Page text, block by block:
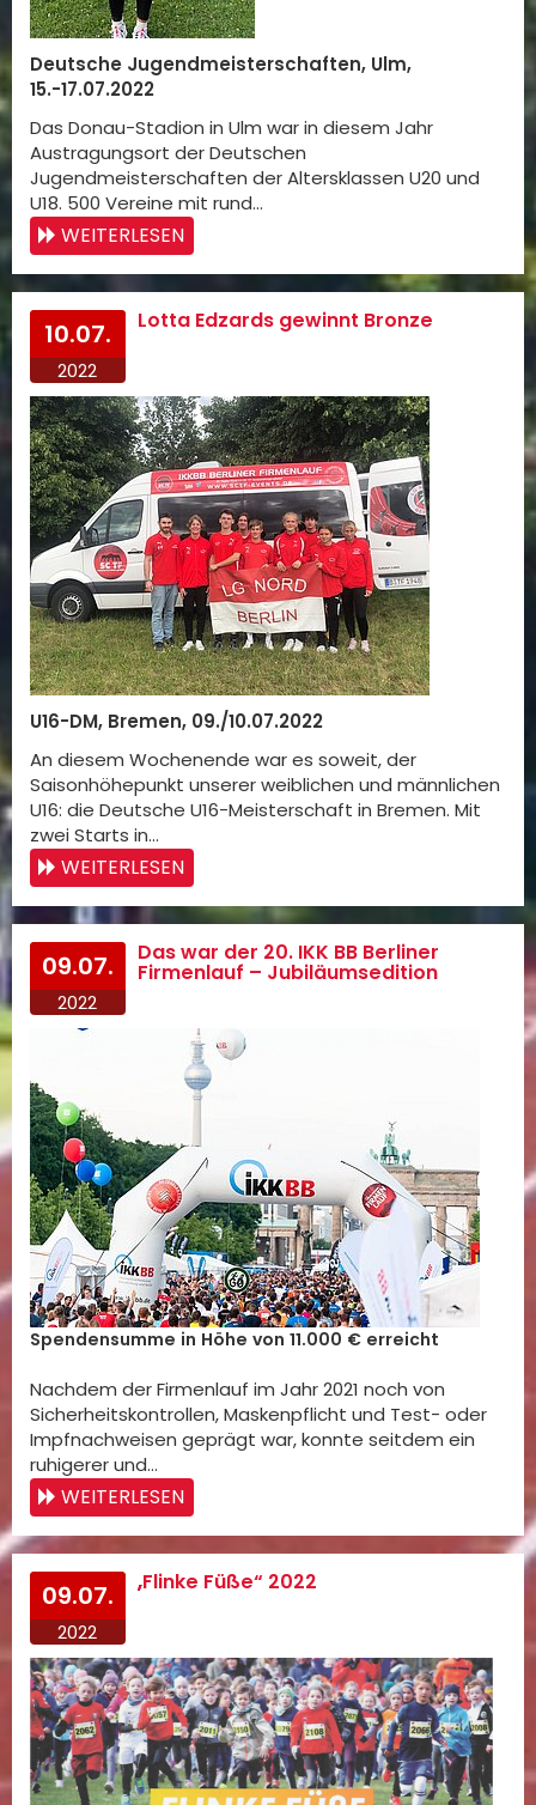
Deutsche Jugendmeisterschaften, Ulm,
15.-17.07.2022
Das Donau-Stadion in Ulm war in diesem Jahr
Austragungsort der Deutschen
Jugendmeisterschaften der Altersklassen U20 und
U18. 500 Vereine mit rund…
WEITERLESEN
10.07.
2022
Lotta Edzards gewinnt Bronze
U16-DM, Bremen, 09./10.07.2022
An diesem Wochenende war es soweit, der
Saisonhöhepunkt unserer weiblichen und männlichen
U16: die Deutsche U16-Meisterschaft in Bremen. Mit
zwei Starts in…
WEITERLESEN
09.07.
2022
Das war der 20. IKK BB Berliner
Firmenlauf – Jubiläumsedition
Spendensumme in Höhe von 11.000 € erreicht
Nachdem der Firmenlauf im Jahr 2021 noch von
Sicherheitskontrollen, Maskenpflicht und Test- oder
Impfnachweisen geprägt war, konnte seitdem ein
ruhigerer und…
WEITERLESEN
09.07.
2022
„Flinke Füße“ 2022